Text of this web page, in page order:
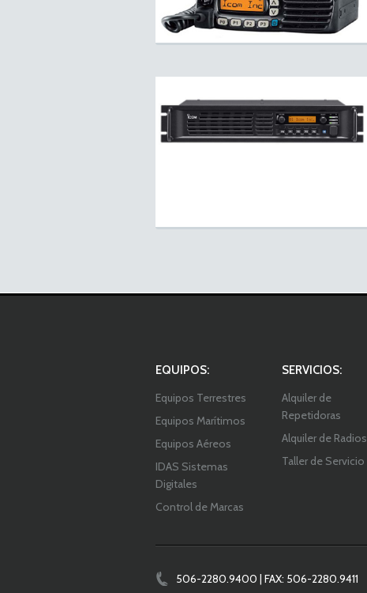
EQUIPOS:
Equipos Terrestres
Equipos Marítimos
Equipos Aéreos
IDAS Sistemas
Digitales
Control de Marcas
SERVICIOS:
Alquiler de
Repetidoras
Alquiler de Radios
Taller de Servicio
506-2280.9400 | FAX: 506-2280.9411